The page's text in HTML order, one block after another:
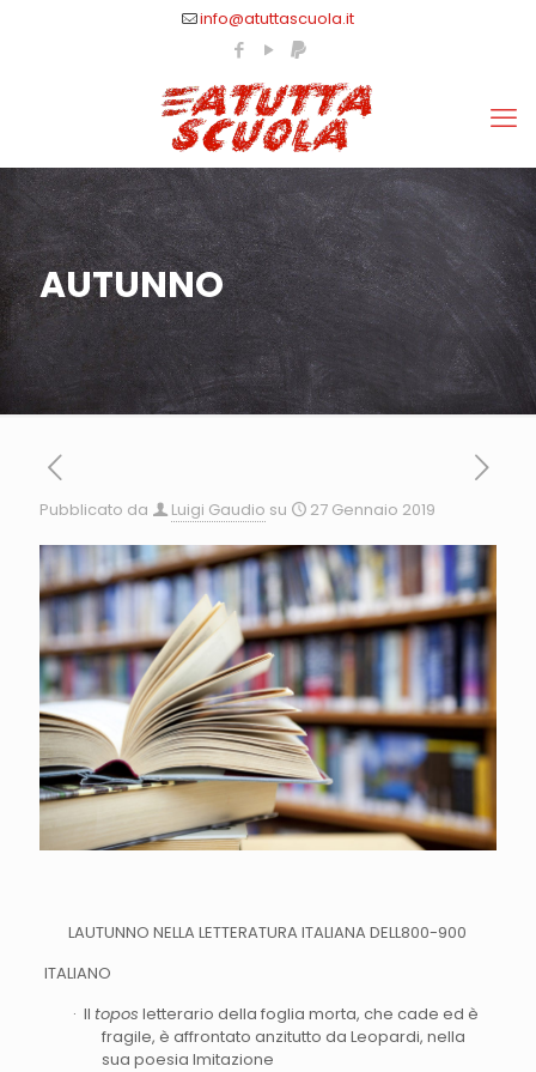
info@atuttascuola.it
AUTUNNO
Pubblicato da Luigi Gaudio su 27 Gennaio 2019
LAUTUNNO NELLA LETTERATURA ITALIANA DELL800-900
ITALIANO
· Il topos letterario della foglia morta, che cade ed è
fragile, è affrontato anzitutto da Leopardi, nella
sua poesia Imitazione